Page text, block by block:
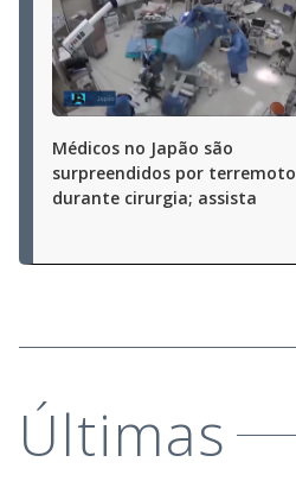
Médicos no Japão são
surpreendidos por terremoto
durante cirurgia; assista
Últimas